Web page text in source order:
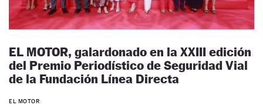
EL MOTOR, galardonado en la XXIII edición
del Premio Periodístico de Seguridad Vial
de la Fundación Línea Directa
EL MOTOR